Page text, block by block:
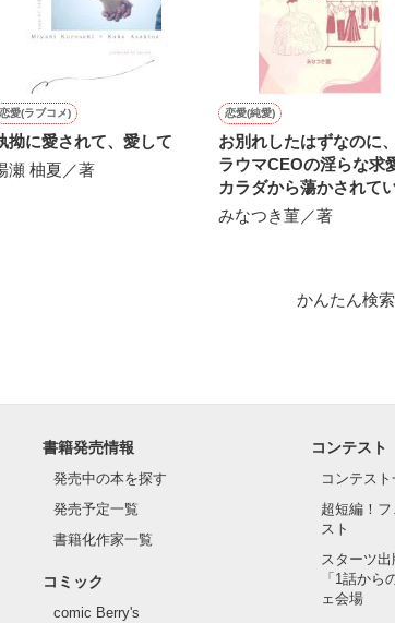
作品を読む
作品を読む
恋愛(ラブコメ)
拗に愛されて、愛して
瀬 柚夏／著
恋愛(純愛)
お別れしたはずなのに
ラウマCEOの淫らな求
カラダから蕩かされて
す⁉︎
みなつき菫／著
かんたん検
書籍発売情報
発売中の本を探す
発売予定一覧
書籍化作家一覧
コミック
comic Berry's
コンテスト
コンテス
超短編！
スト
スターツ
「1話から
ェ会場